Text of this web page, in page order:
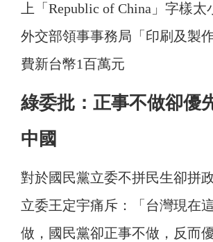
上「Republic of China」字樣
外交部領事事務局「印刷及製
費新台幣1百萬元
綠委批：正事不做卻優
中國
對於國民黨立委不拼民生卻拼
立委王定宇痛斥：「台灣現在
做，國民黨卻正事不做，反而